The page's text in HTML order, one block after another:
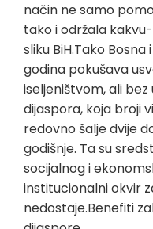
način ne samo
tako i održala
sliku BiH.Tako
godina pokušava
iseljeništvom, ali
dijaspora, koja broji
redovno šalje dvije
godišnje. Ta su
socijalnog i
institucionalni okvir
nedostaje.Benefiti